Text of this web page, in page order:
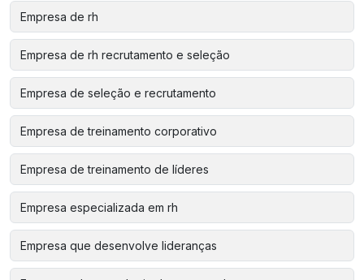
Empresa de rh
Empresa de rh recrutamento e seleção
Empresa de seleção e recrutamento
Empresa de treinamento corporativo
Empresa de treinamento de líderes
Empresa especializada em rh
Empresa que desenvolve lideranças